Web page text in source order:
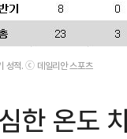
성적. ⓒ 데일리안 스포츠
한 온도